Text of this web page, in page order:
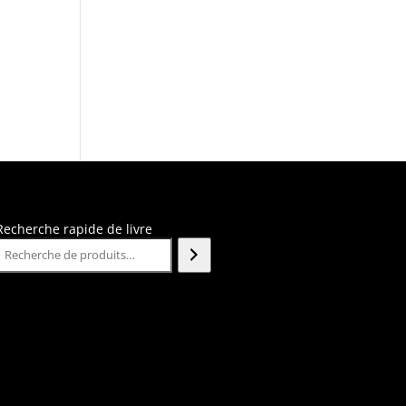
rapide de livre